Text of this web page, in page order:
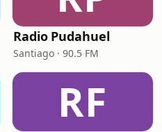
Radio Pudahuel
Santiago · 90.5 FM
RF